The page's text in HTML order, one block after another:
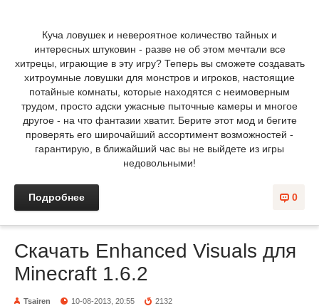
Куча ловушек и невероятное количество тайных и
интересных штуковин - разве не об этом мечтали все
хитрецы, играющие в эту игру? Теперь вы сможете создавать
хитроумные ловушки для монстров и игроков, настоящие
потайные комнаты, которые находятся с неимоверным
трудом, просто адски ужасные пыточные камеры и многое
другое - на что фантазии хватит. Берите этот мод и бегите
проверять его широчайший ассортимент возможностей -
гарантирую, в ближайший час вы не выйдете из игры
недовольными!
0
Подробнее
Скачать Enhanced Visuals для
Minecraft 1.6.2
Tsairen 10-08-2013, 20:55 2132